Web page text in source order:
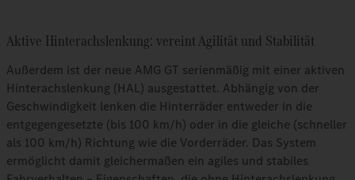
Aktive Hinterachslenkung: vereint Agilität und Stabilität
Außerdem ist der neue AMG GT serienmäßig mit einer aktiven
Hinterachslenkung (HAL) ausgestattet. Abhängig von der
Geschwindigkeit lenken die Hinterräder entweder in die
entgegengesetzte (bis 100 km/h) oder in die gleiche (schneller
als 100 km/h) Richtung wie die Vorderräder. Das System
ermöglicht damit gleichermaßen ein agiles und stabiles